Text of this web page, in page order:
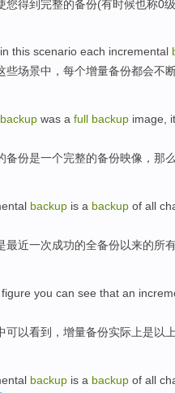
您得到 完整的备份(有时候也称0级
in this scenario each incremental
些场景中， 每个增量备份都会不
backup was a full backup image it
备份是一个完整的备份映像 ， 那
backup is a backup of all
最近一次成功的全备份以来的所
figure you can see that an
可以看到 ， 增量备份实际上是以
backup is a backup of all